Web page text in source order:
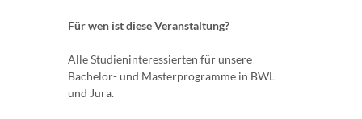
Für wen ist diese Veranstaltung?
Alle Studieninteressierten für unsere
Bachelor- und Masterprogramme in BWL
und Jura.